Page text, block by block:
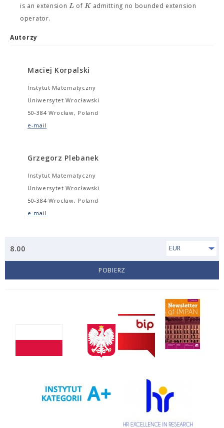
is an extensionL of Kadmitting no bounded extension
operator.
Autorzy
Maciej Korpalski
Instytut Matematyczny
Uniwersytet Wrocławski
50-384 Wrocław, Poland
e-mail
Grzegorz Plebanek
Instytut Matematyczny
Uniwersytet Wrocławski
50-384 Wrocław, Poland
e-mail
8.00 EUR
POBIERZ